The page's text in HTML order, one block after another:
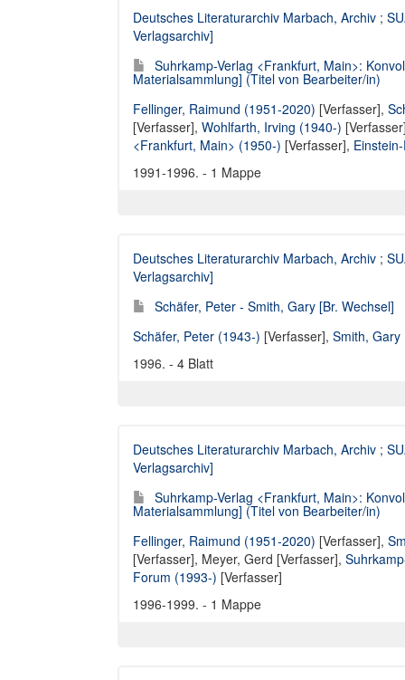
Deutsches Literaturarchiv Marbach, Archiv ;
Verlagsarchiv]
Suhrkamp-Verlag <Frankfurt, Main>:
Materialsammlung] (Titel von Bearbeiter/in)
Fellinger, Raimund (1951-2020) [Verfasser],
[Verfasser], Wohlfarth, Irving (1940-)
<Frankfurt, Main> (1950-) [Verfasser],
1991-1996. - 1 Mappe
Deutsches Literaturarchiv Marbach, Archiv ;
Verlagsarchiv]
Schäfer, Peter - Smith, Gary [Br. Wechsel]
Schäfer, Peter (1943-) [Verfasser], Smith,
1996. - 4 Blatt
Deutsches Literaturarchiv Marbach, Archiv ;
Verlagsarchiv]
Suhrkamp-Verlag <Frankfurt, Main>:
Materialsammlung] (Titel von Bearbeiter/in)
Fellinger, Raimund (1951-2020) [Verfasser],
[Verfasser], Meyer, Gerd [Verfasser],
Forum (1993-) [Verfasser]
1996-1999. - 1 Mappe